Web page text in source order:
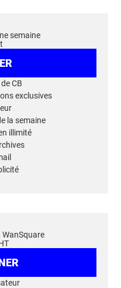
semaine
CB
exclusives
la semaine
illimité